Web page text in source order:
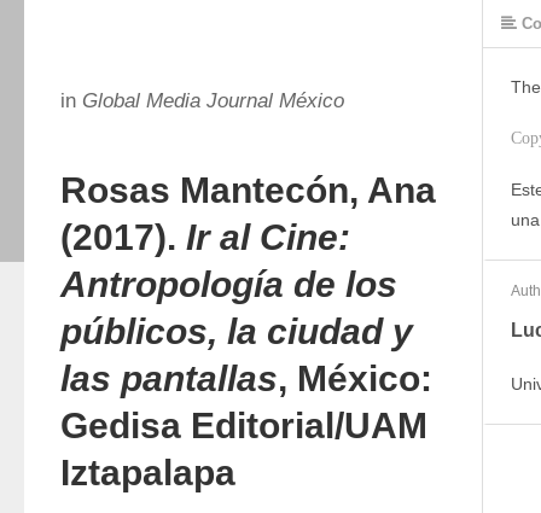
in Global Media Journal México
Rosas Mantecón, Ana
(2017). Ir al Cine:
Antropología de los
públicos, la ciudad y
las pantallas, México:
Gedisa Editorial/UAM
Iztapalapa